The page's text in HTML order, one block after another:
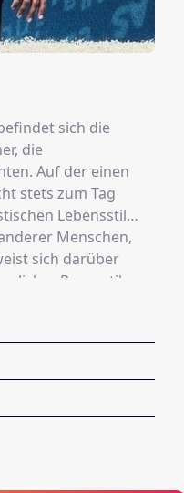
sich die
Auf der einen
stets zum Tag
sich darüber
einem
Kopf. Obwohl Alex
Alex arbeitet